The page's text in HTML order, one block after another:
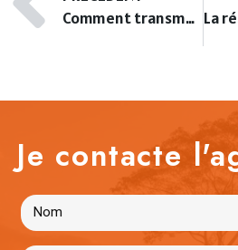
Comment transmettre les actifs immobiliers à la prochaine génération ?
Je contacte